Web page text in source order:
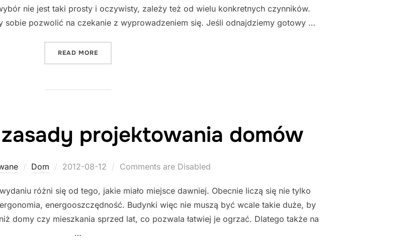
nie jest taki prosty i oczywisty, zależy też od wielu konkretnych czynników.
sobie pozwolić na czekanie z wyprowadzeniem się. Jeśli odnajdziemy gotowy …
READ MORE
projektowania domów
Dom
Posted
2012-08-12 Comments are Disabled
różni się od tego, jakie miało miejsce dawniej. Obecnie liczą się nie tylko
energooszczędność. Budynki więc nie muszą być wcale takie duże, by
domy czy mieszkania sprzed lat, co pozwala łatwiej je ogrzać. Dlatego także na
…